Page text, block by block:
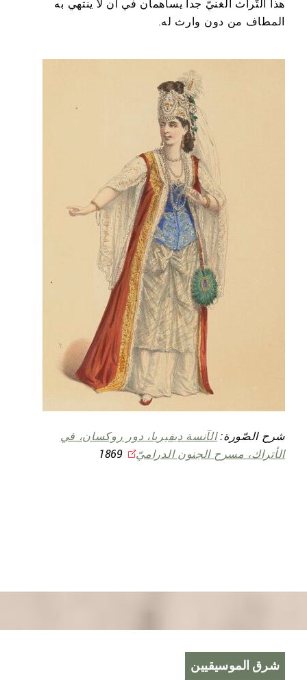
هذا التّراث الغنيّ جدا يساهمان في أن لا ينتهي به
المطاف من دون وارث له.
شرح الصّورة:الآنسة ديفيريا، دور روكسان، في
الأتراك، مسرح الجنون الدراميّ
1869
شرق الموسيقيين